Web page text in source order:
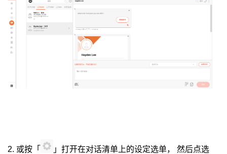
2. 或按「 」打开在对话清单上的设定选单，
然后点选